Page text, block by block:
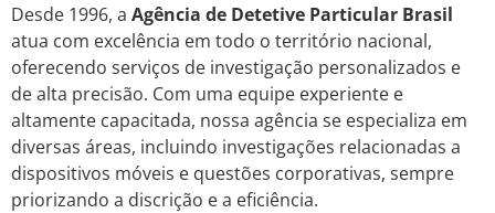
Desde 1996, a Agência de Detetive Particular Brasil
atua com excelência em todo o território nacional,
oferecendo serviços de investigação personalizados e
de alta precisão. Com uma equipe experiente e
altamente capacitada, nossa agência se especializa em
diversas áreas, incluindo investigações relacionadas a
dispositivos móveis e questões corporativas, sempre
priorizando a discrição e a eficiência.